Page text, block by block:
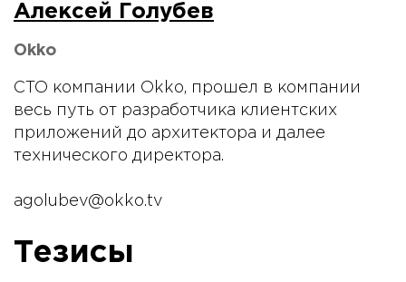
Алексей Голубев
Okko
CTO компании Okko, прошел в компании
весь путь от разработчика клиентских
приложений до архитектора и далее
технического директора.
agolubev@okko.tv
Тезисы